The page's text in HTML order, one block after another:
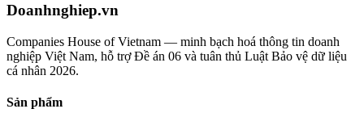
Doanhnghiep.vn
Companies House of Vietnam — minh bạch hoá thông tin doanh
nghiệp Việt Nam, hỗ trợ Đề án 06 và tuân thủ Luật Bảo vệ dữ liệu
cá nhân 2026.
Sản phẩm